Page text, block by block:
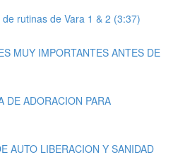
rutinas de Vara 1 & 2 (3:37)
MUY IMPORTANTES ANTES DE
DE ADORACION PARA
AUTO LIBERACION Y SANIDAD